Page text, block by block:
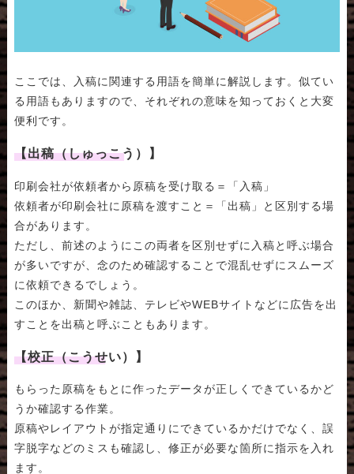
ここでは、入稿に関連する用語を簡単に解説します。似てい
る用語もありますので、それぞれの意味を知っておくと大変
便利です。
【出稿（しゅっこう）】
印刷会社が依頼者から原稿を受け取る＝「入稿」
依頼者が印刷会社に原稿を渡すこと＝「出稿」と区別する場
合があります。
ただし、前述のようにこの両者を区別せずに入稿と呼ぶ場合
が多いですが、念のため確認することで混乱せずにスムーズ
に依頼できるでしょう。
このほか、新聞や雑誌、テレビやWEBサイトなどに広告を出
すことを出稿と呼ぶこともあります。
【校正（こうせい）】
もらった原稿をもとに作ったデータが正しくできているかど
うか確認する作業。
原稿やレイアウトが指定通りにできているかだけでなく、誤
字脱字などのミスも確認し、修正が必要な箇所に指示を入れ
ます。